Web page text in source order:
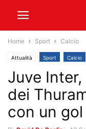
Home Sport Calcio
Attualità Sport Calcio
Juve
dei
con un